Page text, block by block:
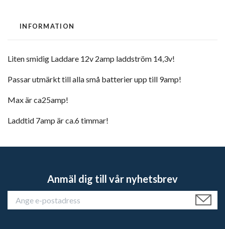
INFORMATION
Liten smidig Laddare 12v 2amp laddström 14,3v!
Passar utmärkt till alla små batterier upp till 9amp!
Max är ca25amp!
Laddtid 7amp är ca.6 timmar!
Anmäl dig till vår nyhetsbrev